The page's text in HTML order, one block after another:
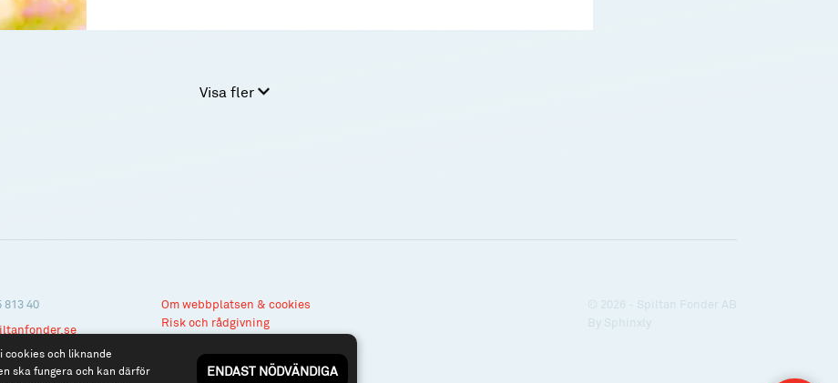
Visa fler
813 40
Om webbplatsen & cookies
Risk och rådgivning
© 2026 - Spiltan Fonder AB
By Sphinxly
cookies och liknande
ska fungera och kan därför
ENDAST NÖDVÄNDIGA